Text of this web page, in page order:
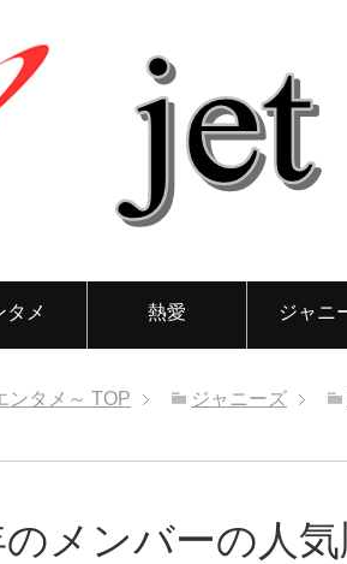
タメ 熱愛 ジャニ
タメ～ TOP ジャニーズ
メンバーの人